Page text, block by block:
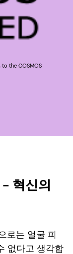
to the COSMOS
혁신의
로는 얼굴 피
없다고 생각합